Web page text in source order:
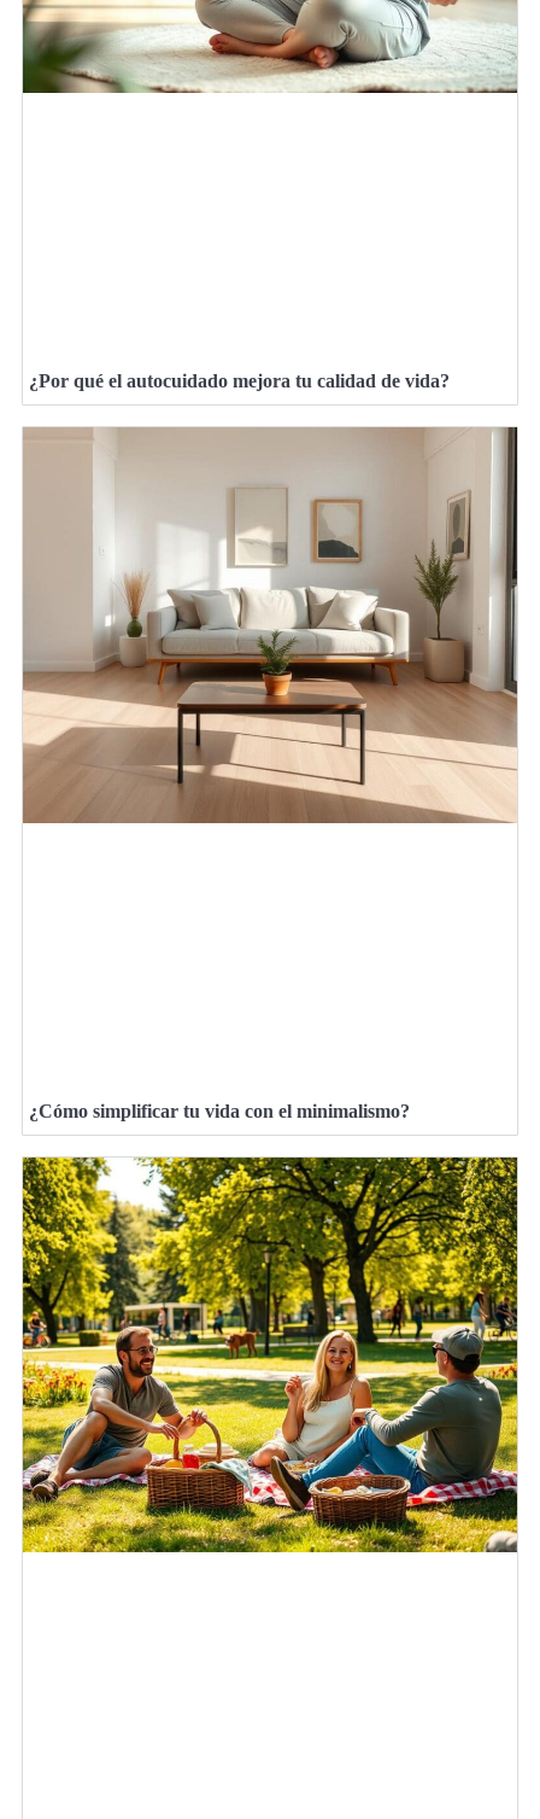
¿Por qué el autocuidado mejora tu calidad de vida?
¿Cómo simplificar tu vida con el minimalismo?